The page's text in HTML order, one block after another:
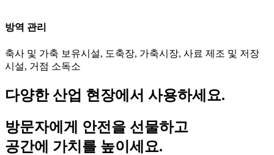
방역 관리
축사 및 가축 보유시설, 도축장, 가축시장, 사료 제조 및 저장
시설, 거점 소독소
다양한 산업 현장에서 사용하세요.
방문자에게 안전을 선물하고
공간에 가치 를 높이세요.